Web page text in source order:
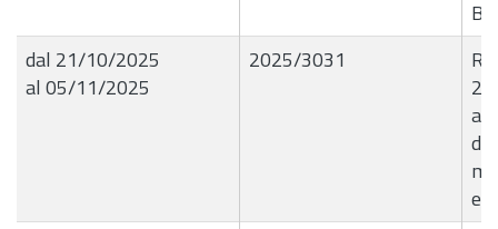
dal 21/10/2025
al 05/11/2025
2025/3031
a
di